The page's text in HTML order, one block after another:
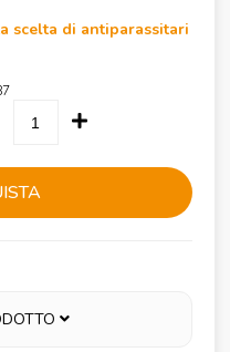
scelta di antiparassitari